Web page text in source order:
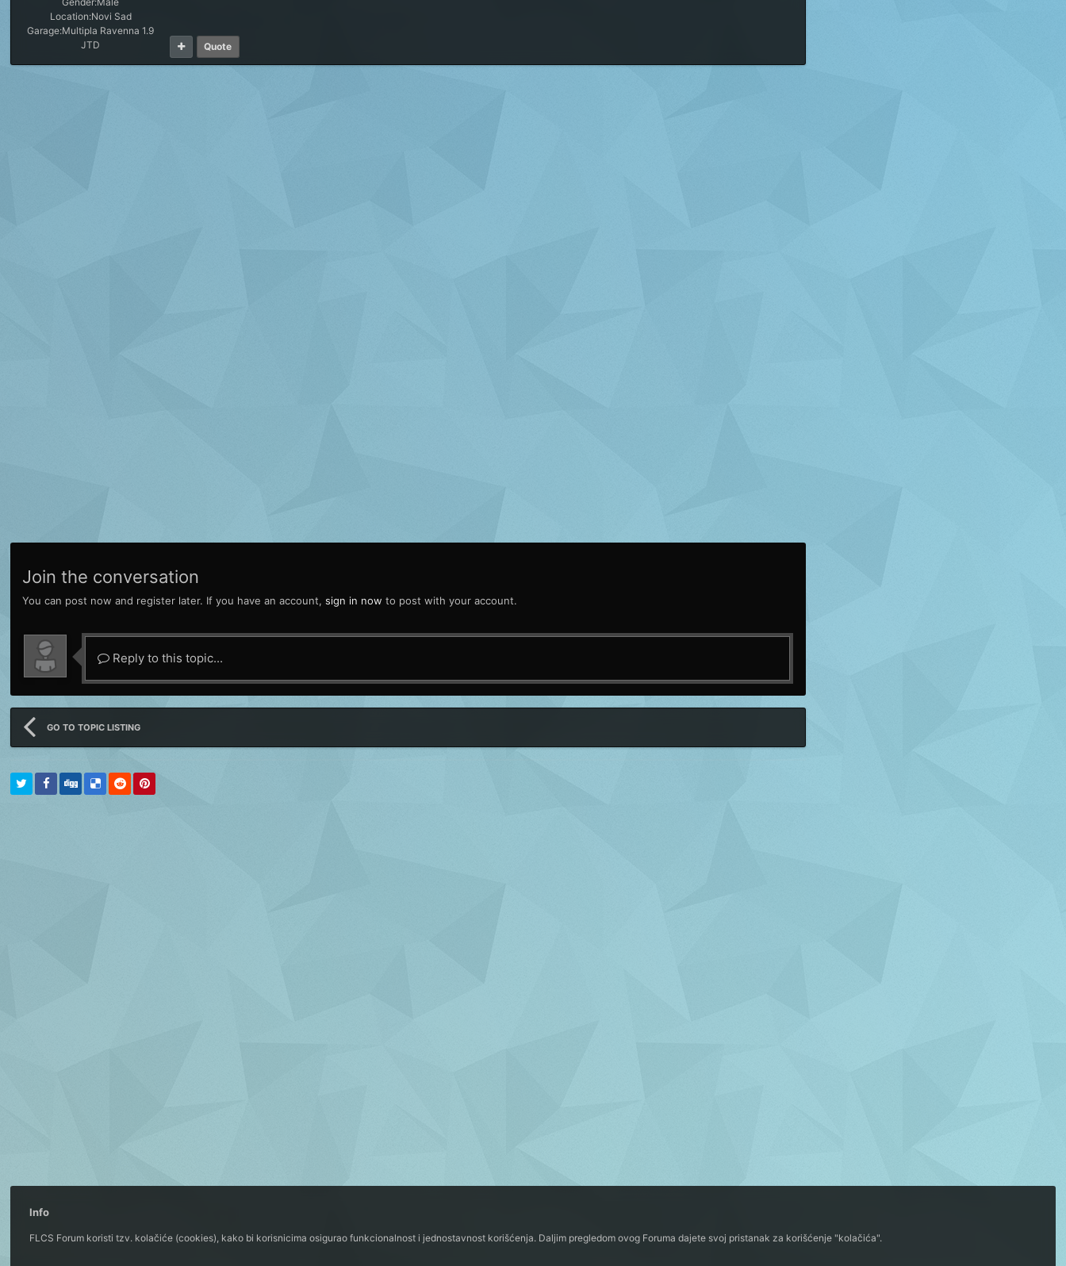
Location:Novi Sad
Garage:Multipla Ravenna 1.9
JTD
Quote
Join the conversation
You can post now and register later. If you have an account,sign in now to post with your account.
Reply to this topic...
GO TO TOPIC LISTING
Info
FLCS Forum koristi tzv. kolačiće (cookies), kako bi korisnicima osigurao funkcionalnost i jednostavnost korišćenja. Daljim pregledom ovog Foruma dajete svoj pristanak za korišćenje "kolačića".